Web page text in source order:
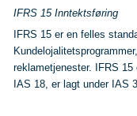
IFRS 15 Inntektsføring
IFRS 15 er en felles
reklametjenester. IFRS
IAS 18, er lagt under IAS